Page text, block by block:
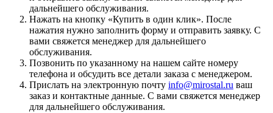
дальнейшего обслуживания.
Нажать на кнопку «Купить в один клик». После
нажатия нужно заполнить форму и отправить заявку. С
вами свяжется менеджер для дальнейшего
обслуживания.
Позвонить по указанному на нашем сайте номеру
телефона и обсудить все детали заказа с менеджером.
Прислать на электронную почту info@mirostal.ru ваш
заказ и контактные данные. С вами свяжется менеджер
для дальнейшего обслуживания.